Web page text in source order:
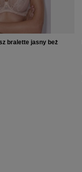
bralette jasny beż